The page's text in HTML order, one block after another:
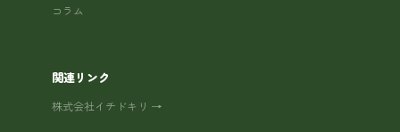
コラム
関連リンク
株式会社イチドキリ →